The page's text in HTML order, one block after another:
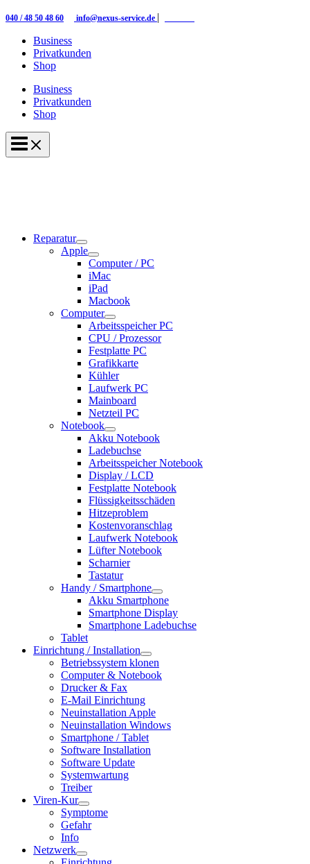
040 / 48 50 48 60 info@nexus-service.de |
Business
Privatkunden
Shop
Business
Privatkunden
Shop
Reparatur
Apple
Computer / PC
iMac
iPad
Macbook
Computer
Arbeitsspeicher PC
CPU / Prozessor
Festplatte PC
Grafikkarte
Kühler
Laufwerk PC
Mainboard
Netzteil PC
Notebook
Akku Notebook
Ladebuchse
Arbeitsspeicher Notebook
Display / LCD
Festplatte Notebook
Flüssigkeitsschäden
Hitzeproblem
Kostenvoranschlag
Laufwerk Notebook
Lüfter Notebook
Scharnier
Tastatur
Handy / Smartphone
Akku Smartphone
Smartphone Display
Smartphone Ladebuchse
Tablet
Einrichtung / Installation
Betriebssystem klonen
Computer & Notebook
Drucker & Fax
E-Mail Einrichtung
Neuinstallation Apple
Neuinstallation Windows
Smartphone / Tablet
Software Installation
Software Update
Systemwartung
Treiber
Viren-Kur
Symptome
Gefahr
Info
Netzwerk